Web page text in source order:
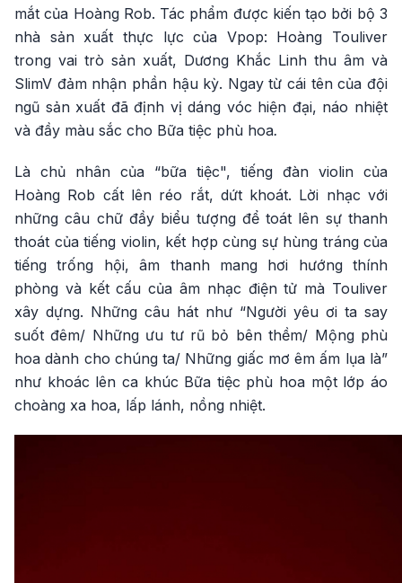
mắt của Hoàng Rob. Tác phẩm được kiến tạo bởi bộ 3
nhà sản xuất thực lực của Vpop: Hoàng Touliver
trong vai trò sản xuất, Dương Khắc Linh thu âm và
SlimV đảm nhận phần hậu kỳ. Ngay từ cái tên của đội
ngũ sản xuất đã định vị dáng vóc hiện đại, náo nhiệt
và đầy màu sắc cho Bữa tiệc phù hoa.
Là chủ nhân của “bữa tiệc", tiếng đàn violin của
Hoàng Rob cất lên réo rắt, dứt khoát. Lời nhạc với
những câu chữ đầy biểu tượng để toát lên sự thanh
thoát của tiếng violin, kết hợp cùng sự hùng tráng của
tiếng trống hội, âm thanh mang hơi hướng thính
phòng và kết cấu của âm nhạc điện tử mà Touliver
xây dựng. Những câu hát như “Người yêu ơi ta say
suốt đêm/ Những ưu tư rũ bỏ bên thềm/ Mộng phù
hoa dành cho chúng ta/ Những giấc mơ êm ấm lụa là”
như khoác lên ca khúc Bữa tiệc phù hoa một lớp áo
choàng xa hoa, lấp lánh, nồng nhiệt.